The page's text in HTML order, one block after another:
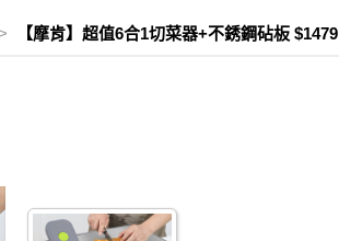
【摩肯】超值6合1切菜器+不銹鋼砧板 $1479